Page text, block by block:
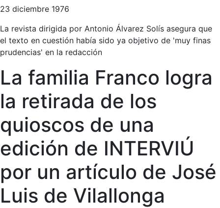
23 diciembre 1976
La revista dirigida por Antonio Álvarez Solís asegura que
el texto en cuestión había sido ya objetivo de 'muy finas
prudencias' en la redacción
La familia Franco logra
la retirada de los
quioscos de una
edición de INTERVIÚ
por un artículo de José
Luis de Vilallonga